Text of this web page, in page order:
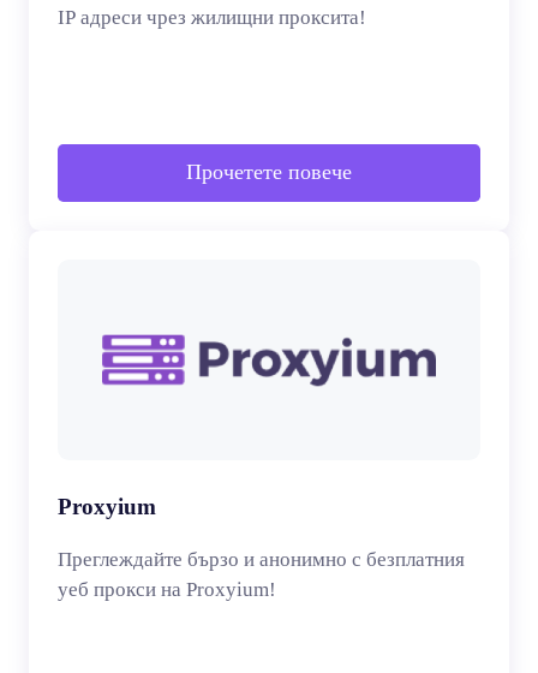
IP адреси чрез жилищни проксита!
Прочетете повече
Proxyium
Преглеждайте бързо и анонимно с безплатния
уеб прокси на Proxyium!